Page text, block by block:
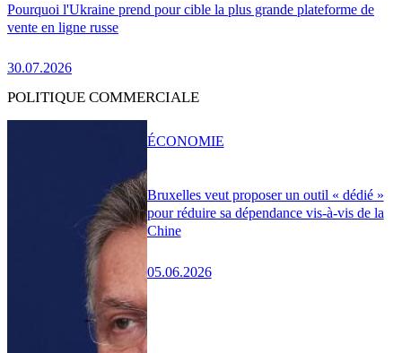
Pourquoi l'Ukraine prend pour cible la plus grande plateforme de
vente en ligne russe
30.07.2026
POLITIQUE COMMERCIALE
Bruxelles veut proposer un outil « dédié »
pour réduire sa dépendance vis-à-vis de la
Chine
05.06.2026
ÉCONOMIE